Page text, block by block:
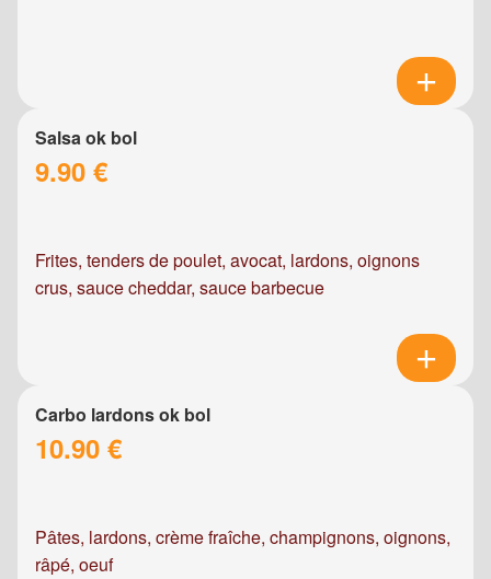
Salsa ok bol
9.90 €
Frites, tenders de poulet, avocat, lardons, oignons
crus, sauce cheddar, sauce barbecue
Carbo lardons ok bol
10.90 €
Pâtes, lardons, crème fraîche, champignons, oignons,
râpé, oeuf